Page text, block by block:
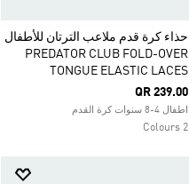
حذاء كرة قدم ملاعب الترتان للأطفال
PREDATOR CLUB FOLD-OVER
TONGUE ELASTIC LACES
QR 239.00
اطفال 4-8 سنوات كرة القدم
2 Colours